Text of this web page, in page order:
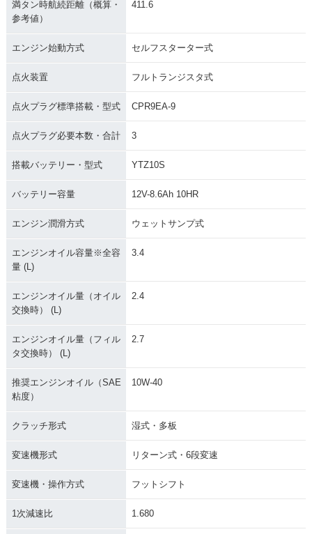
満タン時航続距離（概算・
参考値）
411.6
エンジン始動方式 セルフスターター式
点火装置 フルトランジスタ式
点火プラグ標準搭載・型式 CPR9EA-9
点火プラグ必要本数・合計 3
搭載バッテリー・型式 YTZ10S
バッテリー容量 12V-8.6Ah 10HR
エンジン潤滑方式 ウェットサンプ式
エンジンオイル容量※全容
量 (L)
3.4
エンジンオイル量（オイル
交換時） (L)
2.4
エンジンオイル量（フィル
タ交換時） (L)
2.7
推奨エンジンオイル（SAE
粘度）
10W-40
クラッチ形式 湿式・多板
変速機形式 リターン式・6段変速
変速機・操作方式 フットシフト
1次減速比 1.680